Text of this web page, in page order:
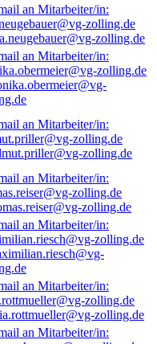
zolling.de
zolling.de
zolling.de
zolling.de